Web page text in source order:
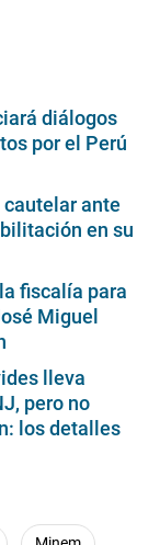
diálogos
por el Perú
ante
en su
fiscalía para
Miguel
lleva
pero no
los detalles